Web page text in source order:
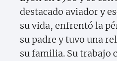
destacado aviador y
su vida, enfrentó la
su padre y tuvo una
su familia. Su trabajo